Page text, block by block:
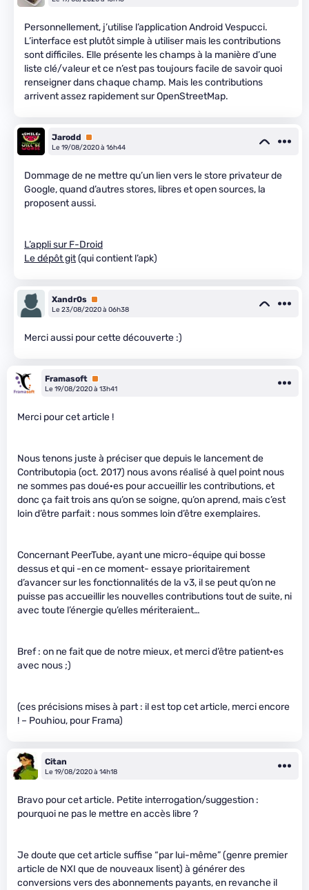
Personnellement, j’utilise l’application Android Vespucci.
L’interface est plutôt simple à utiliser mais les contributions
sont difficiles. Elle présente les champs à la manière d’une
liste clé/valeur et ce n’est pas toujours facile de savoir quoi
renseigner dans chaque champ. Mais les contributions
arrivent assez rapidement sur OpenStreetMap.
Jarodd
Premium
Le 19/08/2020 à 16h44
Dommage de ne mettre qu’un lien vers le store privateur de
Google, quand d’autres stores, libres et open sources, la
proposent aussi.
L’appli sur F-Droid
Le dépôt git(qui contient l’apk)
Xandr0s Premium
Le 23/08/2020 à 06h38
Merci aussi pour cette découverte :)
Framasoft Premium
Le 19/08/2020 à 13h41
Merci pour cet article !
Nous tenons juste à préciser que depuis le lancement de
Contributopia (oct. 2017) nous avons réalisé à quel point nous
ne sommes pas doué·es pour accueillir les contributions, et
donc ça fait trois ans qu’on se soigne, qu’on aprend, mais c’est
loin d’être parfait : nous sommes loin d’être exemplaires.
Concernant PeerTube, ayant une micro-équipe qui bosse
dessus et qui -en ce moment- essaye prioritairement
d’avancer sur les fonctionnalités de la v3, il se peut qu’on ne
puisse pas accueillir les nouvelles contributions tout de suite, ni
avec toute l’énergie qu’elles mériteraient…
Bref : on ne fait que de notre mieux, et merci d’être patient·es
avec nous ;)
(ces précisions mises à part : il est top cet article, merci encore
! – Pouhiou, pour Frama)
Citan
Le 19/08/2020 à 14h18
Bravo pour cet article. Petite interrogation/suggestion :
pourquoi ne pas le mettre en accès libre ?
Je doute que cet article suffise “par lui-même” (genre premier
article de NXI que de nouveaux lisent) à générer des
conversions vers des abonnements payants, en revanche il